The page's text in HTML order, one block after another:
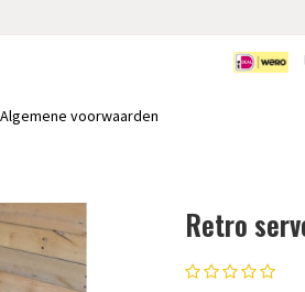
Algemene voorwaarden
Retro